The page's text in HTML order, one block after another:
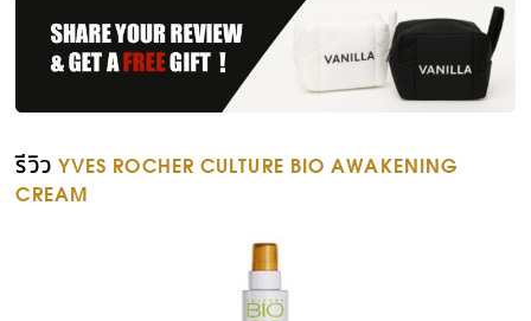
รีวิว YVES ROCHER CULTURE BIO AWAKENING
CREAM